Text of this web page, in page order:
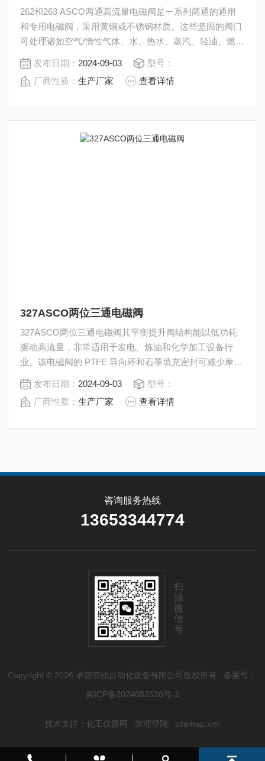
262和263 ASCO两通高流量电磁阀是一系列两通的通用
和专用电磁阀，采用黄铜或不锈钢材质。这些坚固的阀门
可处理诸如空气/惰性气体、水、热水、蒸汽、轻油、燃
气、燃油、生物柴油燃料（B20）和低温流体之类的介
质。262 和 263 系列适用于商业和工业应用，例如洗车系
统、洗碗和洗衣设备、泵、压缩机、锅炉、燃烧器、食品
发布日期： 2024-09-03
型号：
厂商性质：生产厂家 查看详情
327ASCO两位三通电磁阀
327ASCO两位三通电磁阀其平衡提升阀结构能以低功耗
驱动高流量，非常适用于发电、炼油和化学加工设备行
业。该电磁阀的 PTFE 导向环和石墨填充密封可减少摩
擦，避免黏连，有效延长了使用寿命。该系列两位三通直
动式电磁阀非常适合过程阀门先导应用。
发布日期： 2024-09-03
型号：
厂商性质：生产厂家 查看详情
咨询服务热线
13653344774
扫
描
微
信
号
Copyright © 2026 承德菲锐自动化设备有限公司版权所有 备案号：
冀ICP备2024082620号-2
技术支持： 化工仪器网 管理登陆 sitemap.xml